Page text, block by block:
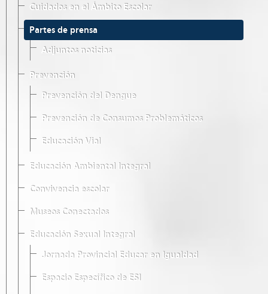
Cuidados en el Ámbito Escolar
Partes de prensa
Adjuntos noticias
Prevención
Prevención del Dengue
Prevención de Consumos Problemáticos
Educación Vial
Educación Ambiental Integral
Convivencia escolar
Museos Conectados
Educación Sexual Integral
Jornada Provincial Educar en Igualdad
Espacio Específico de ESI